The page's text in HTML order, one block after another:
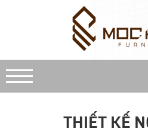
THIẾT KẾ